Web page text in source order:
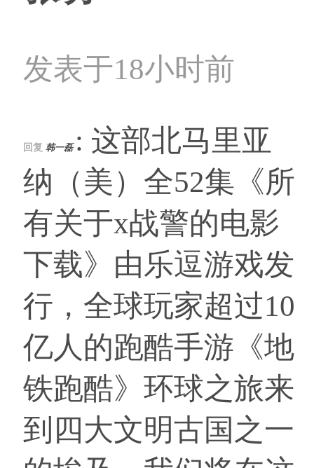
发表于18小时前
回复 韩一磊 : 这部北马里亚
纳（美）全52集《所
有关于x战警的电影
下载》由乐逗游戏发
行，全球玩家超过10
亿人的跑酷手游《地
铁跑酷》环球之旅来
到四大文明古国之一